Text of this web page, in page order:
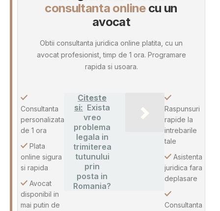
consultanta onlinecu un
avocat
Obtii consultanta juridica online platita, cu un
avocat profesionist, timp de 1 ora. Programare
rapida si usoara.
Consultanta
personalizata
de 1 ora
Plata
online sigura
si rapida
Avocat
disponibil in
mai putin de
Citeste
si: Exista
vreo
problema
legala in
trimiterea
tutunului
prin
posta in
Romania?
Raspunsuri
rapide la
intrebarile
tale
Asistenta
juridica fara
deplasare
Consultanta